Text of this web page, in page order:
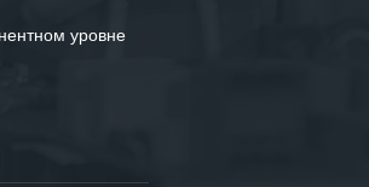
уровне